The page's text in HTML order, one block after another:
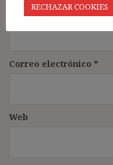
Nombre*
Correo electrónico *
Web
RECHAZAR COOKIES